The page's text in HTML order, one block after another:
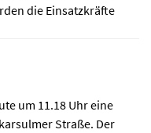
die Einsatzkräfte
um 11.18 Uhr eine
Straße. Der